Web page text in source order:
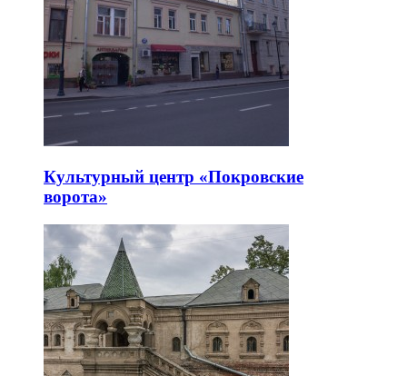
Культурный центр «Покровские
ворота»